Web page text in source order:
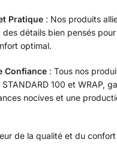
Pratique : Nos produits
détails bien pensés
optimal.
Confiance : Tous nos
100 et WRAP,
nocives et une
de la qualité et du